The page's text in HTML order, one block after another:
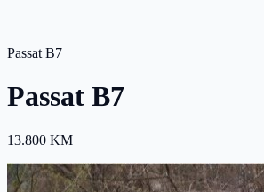
Passat B7
Passat B7
13.800 KM